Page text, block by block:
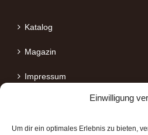
Einwilligung
Um dir ein optimales Erlebnis zu bieten,
Katalog
Magazin
Impressum